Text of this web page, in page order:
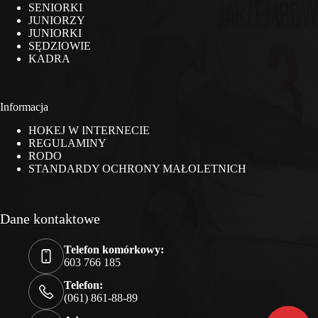
SENIORKI
JUNIORZY
JUNIORKI
SĘDZIOWIE
KADRA
Informacja
HOKEJ W INTERNECIE
REGULAMINY
RODO
STANDARDY OCHRONY MAŁOLETNICH
Dane kontaktowe
Telefon komórkowy:
603 766 185
Telefon:
(061) 861-88-89